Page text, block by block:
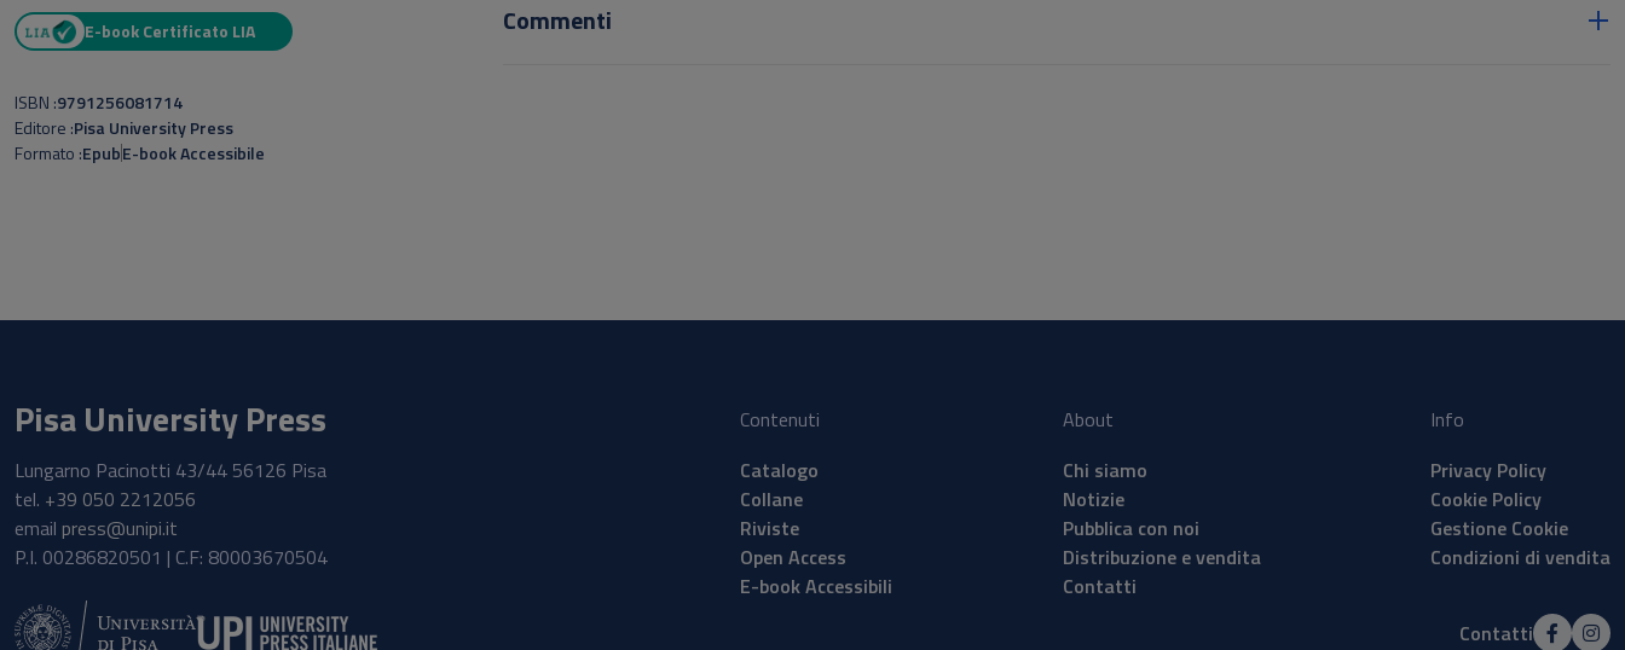
amici e giornalisti, Il Mondo di Giacomo descrive il faticoso percorso di una
E-book Certificato LIA
ISBN 9791256081714
Editore Pisa University Press
Formato EpubE-book Accessibile
Commenti
Pisa University Press
Lungarno Pacinotti 43/44 56126 Pisa
tel. +39 050 2212056
email press@unipi.it
P.I. 00286820501 | C.F: 80003670504
Contenuti
Catalogo
Collane
Riviste
Open Access
E-book Accessibili
About
Chi siamo
Notizie
Pubblica con noi
Distribuzione e vendita
Contatti
Info
Privacy Policy
Cookie Policy
Gestione Cookie
Condizioni di vendita
Contatti